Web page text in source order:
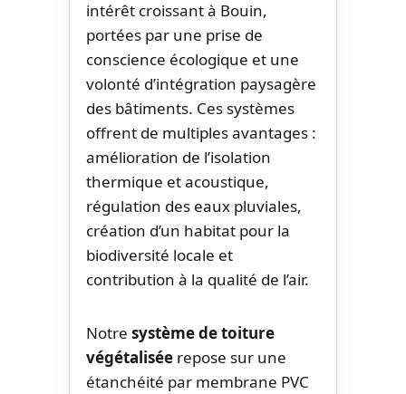
intérêt croissant à Bouin,
portées par une prise de
conscience écologique et une
volonté d’intégration paysagère
des bâtiments. Ces systèmes
offrent de multiples avantages :
amélioration de l’isolation
thermique et acoustique,
régulation des eaux pluviales,
création d’un habitat pour la
biodiversité locale et
contribution à la qualité de l’air.
Notre système de toiture
végétalisée repose sur une
étanchéité par membrane PVC